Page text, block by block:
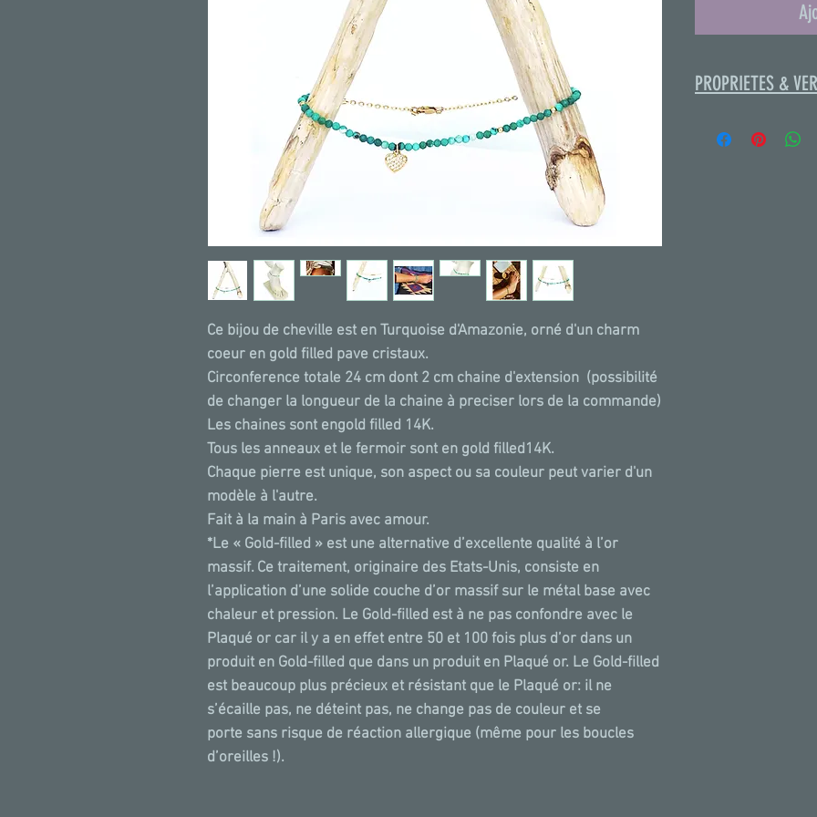
Ce bijou de cheville est en Turquoise d'Amazonie, orné d'un charm
coeur en gold filled pave cristaux.
Circonference totale 24 cm dont 2 cm chaine d'extension (possibilité
de changer la longueur de la chaine à preciser lors de la commande)
Les chaines sont engold filled 14K.
Tous les anneaux et le fermoir sont en gold filled14K.
Chaque pierre est unique, son aspect ou sa couleur peut varier d'un
modèle à l'autre.
Fait à la main à Paris avec amour.
*Le « Gold-filled » est une alternative d’excellente qualité à l’or
massif. Ce traitement, originaire des Etats-Unis, consiste en
l’application d’une solide couche d’or massif sur le métal base avec
chaleur et pression. Le Gold-filled est à ne pas confondre avec le
Plaqué or car il y a en effet entre 50 et 100 fois plus d’or dans un
produit en Gold-filled que dans un produit en Plaqué or. Le Gold-filled
est beaucoup plus précieux et résistant que le Plaqué or: il ne
s’écaille pas, ne déteint pas, ne change pas de couleur et se
porte sans risque de réaction allergique (même pour les boucles
d’oreilles !).
PROPRIETES &
personnel. Elle